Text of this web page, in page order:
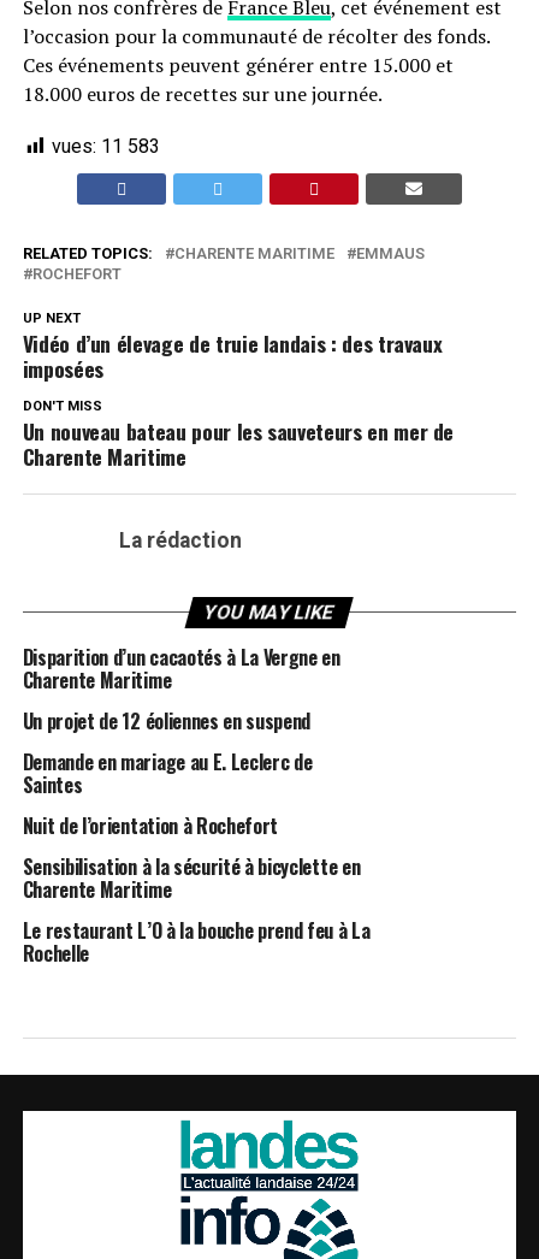
Selon nos confrères de France Bleu, cet événement est
l’occasion pour la communauté de récolter des fonds.
Ces événements peuvent générer entre 15.000 et
18.000 euros de recettes sur une journée.
vues: 11 583
RELATED TOPICS: CHARENTE MARITIME
EMMAUS
ROCHEFORT
UP NEXT
Vidéo d’un élevage de truie landais : des travaux
imposées
DON'T MISS
Un nouveau bateau pour les sauveteurs en mer de
Charente Maritime
La rédaction
YOU MAY LIKE
Disparition d’un cacaotés à La Vergne en
Charente Maritime
Un projet de 12 éoliennes en suspend
Demande en mariage au E. Leclerc de
Saintes
Nuit de l’orientation à Rochefort
Sensibilisation à la sécurité à bicyclette en
Charente Maritime
Le restaurant L’O à la bouche prend feu à La
Rochelle